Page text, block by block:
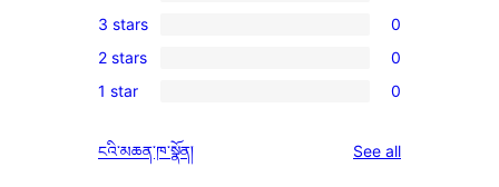
star
review
4-
star
reviews
0
3-
star
3 stars 0
0
2-
reviews
2 stars 0
0
star
1 star 0
ངའི་མཆན་ཁ་སྣོན། See allreviews